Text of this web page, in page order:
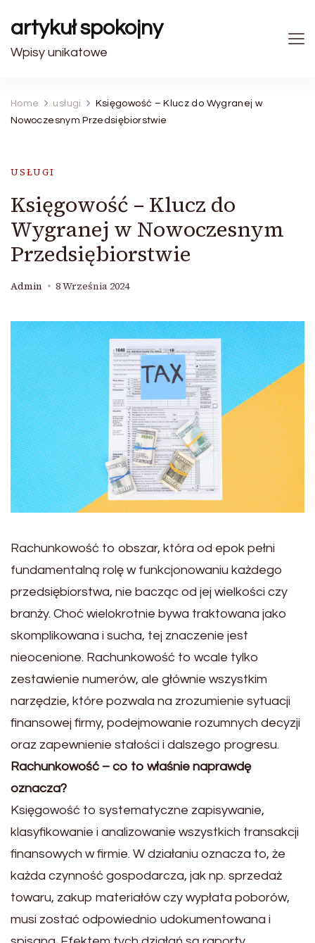
artykuł spokojny
Wpisy unikatowe
Home usługi
Księgowość – Klucz do Wygranej w
Nowoczesnym Przedsiębiorstwie
USŁUGI
Księgowość – Klucz do
Wygranej w Nowoczesnym
Przedsiębiorstwie
Admin 8 Września 2024
Rachunkowość to obszar, która od epok pełni
fundamentalną rolę w funkcjonowaniu każdego
przedsiębiorstwa, nie bacząc od jej wielkości czy
branży. Choć wielokrotnie bywa traktowana jako
skomplikowana i sucha, tej znaczenie jest
nieocenione. Rachunkowość to wcale tylko
zestawienie numerów, ale głównie wszystkim
narzędzie, które pozwala na zrozumienie sytuacji
finansowej firmy, podejmowanie rozumnych decyzji
oraz zapewnienie stałości i dalszego progresu.
Rachunkowość – co to właśnie naprawdę
oznacza?
Księgowość to systematyczne zapisywanie,
klasyfikowanie i analizowanie wszystkich transakcji
finansowych w firmie. W działaniu oznacza to, że
każda czynność gospodarcza, jak np. sprzedaż
towaru, zakup materiałów czy wypłata poborów,
musi zostać odpowiednio udokumentowana i